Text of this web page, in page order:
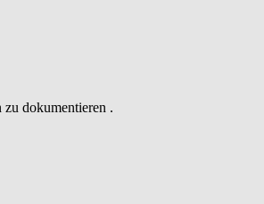
dokumentieren .